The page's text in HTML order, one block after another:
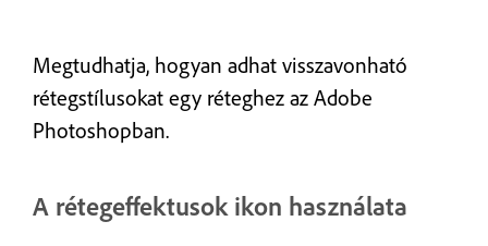
Megtudhatja, hogyan adhat visszavonható
rétegstílusokat egy réteghez az Adobe
Photoshopban.
A rétegeffektusok ikon használata